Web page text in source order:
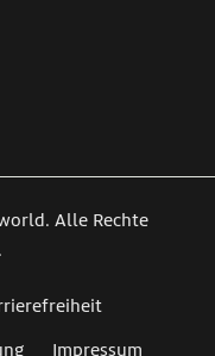
Alle Rechte
Impressum